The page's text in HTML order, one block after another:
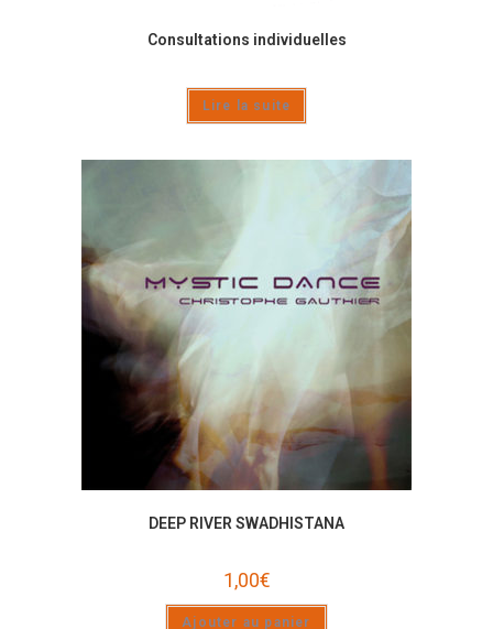
Consultations individuelles
Lire la suite
DEEP RIVER SWADHISTANA
1,00€
Ajouter au panier